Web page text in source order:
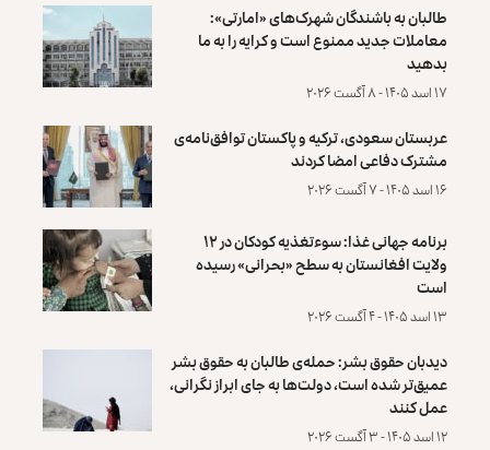
طالبان به باشندگان شهرک‌های «امارتی»:
معاملات جدید ممنوع است و کرایه را به ما
بدهید
۱۷ اسد ۱۴۰۵ - ۸ آگست ۲۰۲۶
عربستان سعودی، ترکیه و پاکستان توافق‌نامه‌ی
مشترک دفاعی امضا کردند
۱۶ اسد ۱۴۰۵ - ۷ آگست ۲۰۲۶
برنامه جهانی غذا: سوءتغذیه کودکان در ۱۲
ولایت افغانستان به سطح «بحرانی» رسیده
است
۱۳ اسد ۱۴۰۵ - ۴ آگست ۲۰۲۶
دیدبان حقوق بشر: حمله‌ی طالبان به حقوق بشر
عمیق‌تر شده است، دولت‌ها به جای ابراز نگرانی،
عمل کنند
۱۲ اسد ۱۴۰۵ - ۳ آگست ۲۰۲۶